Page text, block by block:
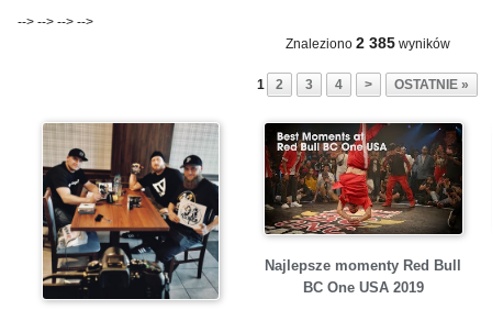
--> --> --> -->
Znaleziono 2 385 wyników
1 2 3 4 > OSTATNIE »
Najlepsze momenty Red Bull
BC One USA 2019